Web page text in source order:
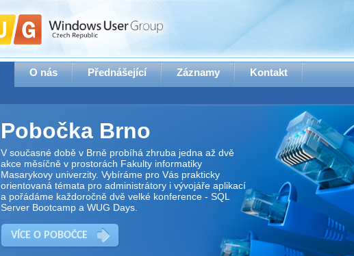
O nás Přednášející Záznamy Kontakt
Pobočka Brno
V současné době v Brně probíhá zhruba jedna až dvě
akce měsíčně v prostorách Fakulty informatiky
Masarykovy univerzity. Vybíráme pro Vás prakticky
orientovaná témata pro administrátory i vývojáře aplikací
a pořádáme každoročně dvě velké konference - SQL
Server Bootcamp a WUG Days.
VÍCE O POBOČCE